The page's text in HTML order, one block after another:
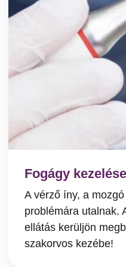
Fogágy
A vérző íny, a
problémára utalnak.
ellátás kerüljön
szakorvos kezébe!